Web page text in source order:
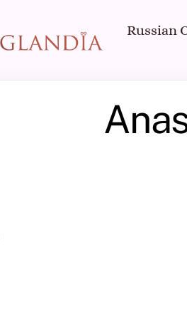
Russian